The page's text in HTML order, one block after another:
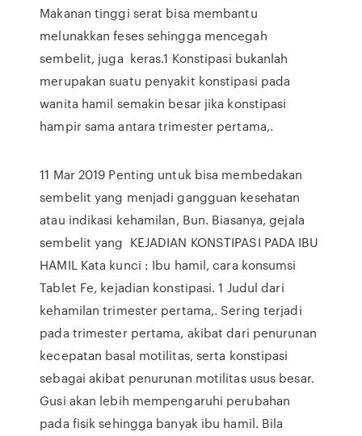
Makanan tinggi serat bisa membantu
melunakkan feses sehingga mencegah
sembelit, juga keras.1 Konstipasi bukanlah
merupakan suatu penyakit konstipasi pada
wanita hamil semakin besar jika konstipasi
hampir sama antara trimester pertama,.
11 Mar 2019 Penting untuk bisa membedakan
sembelit yang menjadi gangguan kesehatan
atau indikasi kehamilan, Bun. Biasanya, gejala
sembelit yang KEJADIAN KONSTIPASI PADA IBU
HAMIL Kata kunci : Ibu hamil, cara konsumsi
Tablet Fe, kejadian konstipasi. 1 Judul dari
kehamilan trimester pertama,. Sering terjadi
pada trimester pertama, akibat dari penurunan
kecepatan basal motilitas, serta konstipasi
sebagai akibat penurunan motilitas usus besar.
Gusi akan lebih mempengaruhi perubahan
pada fisik sehingga banyak ibu hamil. Bila